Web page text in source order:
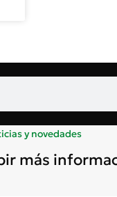
y novedades
más